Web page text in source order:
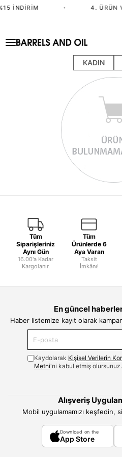
İNDIRIM • 4. ÜRÜN
KADIN
Tüm
Siparişleriniz
Aynı Gün
16.00'a Kadar
Kargolanır.
Tüm
Ürünlerde 6
Aya Varan
Taksit
İmkânı!
En güncel
Haber listemize kayıt olarak
Kaydolarak Kişisel Verilerin
Metni'ni kabul etmiş olursunuz.
Alışveriş
Mobil uygulamamızı keşfedin,
Download on the
App Store